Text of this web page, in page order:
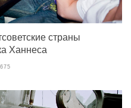
страны
Ханнеса